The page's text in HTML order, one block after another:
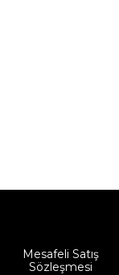
Mesafeli Satış
Sözleşmesi